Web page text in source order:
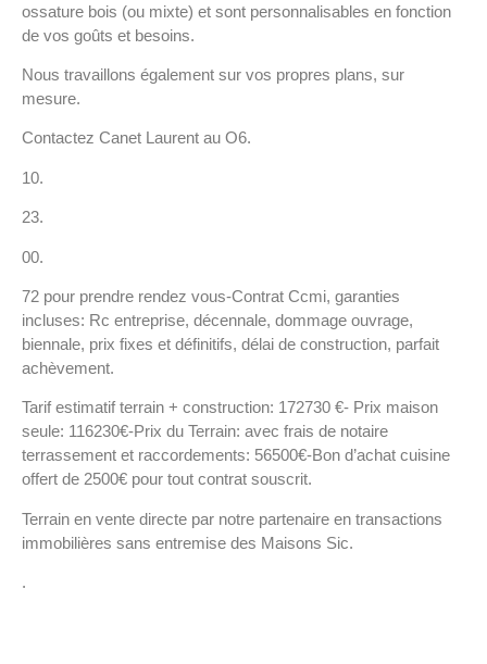
ossature bois (ou mixte) et sont personnalisables en fonction
de vos goûts et besoins.
Nous travaillons également sur vos propres plans, sur
mesure.
Contactez Canet Laurent au O6.
10.
23.
00.
72 pour prendre rendez vous-Contrat Ccmi, garanties
incluses: Rc entreprise, décennale, dommage ouvrage,
biennale, prix fixes et définitifs, délai de construction, parfait
achèvement.
Tarif estimatif terrain + construction: 172730 €- Prix maison
seule: 116230€-Prix du Terrain: avec frais de notaire
terrassement et raccordements: 56500€-Bon d’achat cuisine
offert de 2500€ pour tout contrat souscrit.
Terrain en vente directe par notre partenaire en transactions
immobilières sans entremise des Maisons Sic.
.